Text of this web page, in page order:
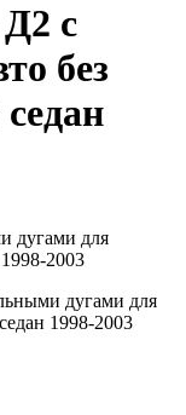
с
без